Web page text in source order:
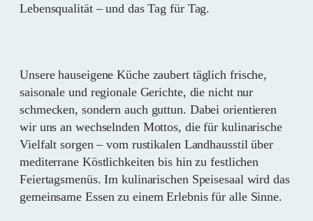
Lebensqualität – und das Tag für Tag.
Unsere hauseigene Küche zaubert täglich frische,
saisonale und regionale Gerichte, die nicht nur
schmecken, sondern auch guttun. Dabei orientieren
wir uns an wechselnden Mottos, die für kulinarische
Vielfalt sorgen – vom rustikalen Landhausstil über
mediterrane Köstlichkeiten bis hin zu festlichen
Feiertagsmenüs. Im kulinarischen Speisesaal wird das
gemeinsame Essen zu einem Erlebnis für alle Sinne.